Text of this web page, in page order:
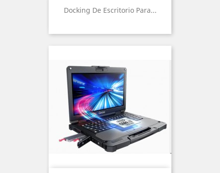
Docking De Escritorio Para...